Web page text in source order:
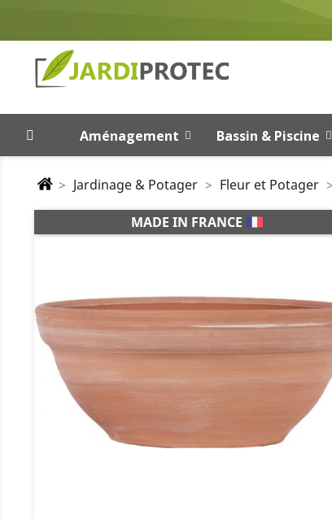
Aménagement Bassin & Piscine
Jardinage & Potager Fleur et Potager
MADE IN FRANCE